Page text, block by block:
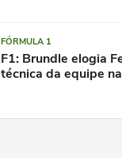
FÓRMULA 1
F1: Brundle elogia
técnica da equipe